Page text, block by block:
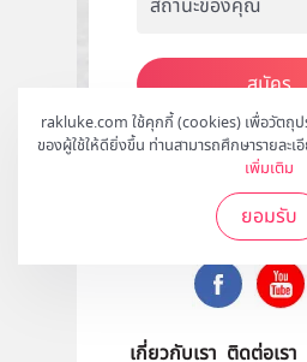
rakluke.com ใช้คุกกี้ (cookies) เพื่อวัตถุ
ของผู้ใช้ให้ดียิ่งขึ้น ท่านสามารถศึกษารายละเ
เพิ่มเติม
ยอมรับ
สมัคร
ติดตามเรา
เกี่ยวกับเรา ติดต่อเรา